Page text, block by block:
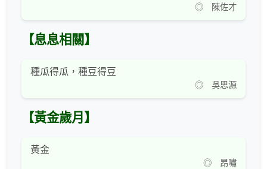
◎ 陳佐才
【息息相關】
種瓜得瓜，種豆得豆
◎ 吳思源
【黃金歲月】
黃金
◎ 昂嘯